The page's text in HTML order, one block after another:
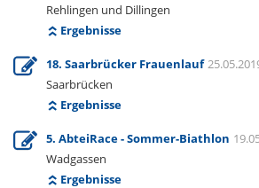
Rehlingen und Dillingen
Ergebnisse
18. Saarbrücker Frauenlauf
Saarbrücken
Ergebnisse
5. AbteiRace - Sommer-Biathlon
Wadgassen
Ergebnisse